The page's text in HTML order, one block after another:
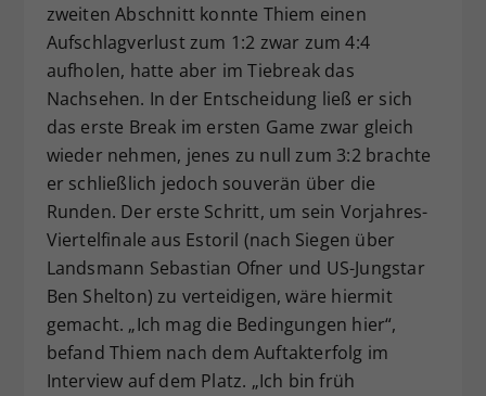
zweiten Abschnitt konnte Thiem einen
Aufschlagverlust zum 1:2 zwar zum 4:4
aufholen, hatte aber im Tiebreak das
Nachsehen. In der Entscheidung ließ er sich
das erste Break im ersten Game zwar gleich
wieder nehmen, jenes zu null zum 3:2 brachte
er schließlich jedoch souverän über die
Runden. Der erste Schritt, um sein Vorjahres-
Viertelfinale aus Estoril (nach Siegen über
Landsmann Sebastian Ofner und US-Jungstar
Ben Shelton) zu verteidigen, wäre hiermit
gemacht. „Ich mag die Bedingungen hier“,
befand Thiem nach dem Auftakterfolg im
Interview auf dem Platz. „Ich bin früh